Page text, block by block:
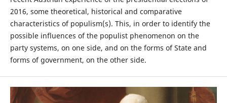
2016, some theoretical, historical and comparative
characteristics of populism(s). This, in order to identify the
possible influences of the populist phenomenon on the
party systems, on one side, and on the forms of State and
forms of government, on the other side.